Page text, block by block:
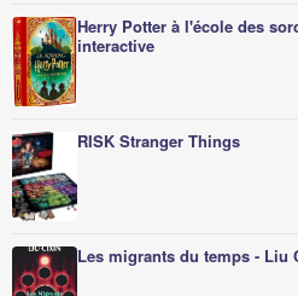
Herry Potter à l'école des
interactive
RISK Stranger Things
Les migrants du temps - Liu